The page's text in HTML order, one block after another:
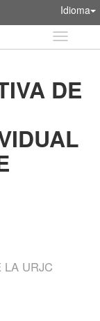
Idioma
Idioma
DE
LA URJC